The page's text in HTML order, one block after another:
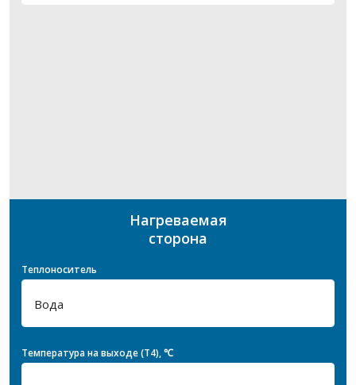
Нагреваемая
сторона
Теплоноситель
Температура на выходе (T4), ℃